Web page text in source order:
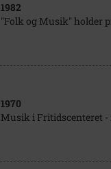
1982
"Folk og Musik" holder
1970
Musik i Fritidscenteret